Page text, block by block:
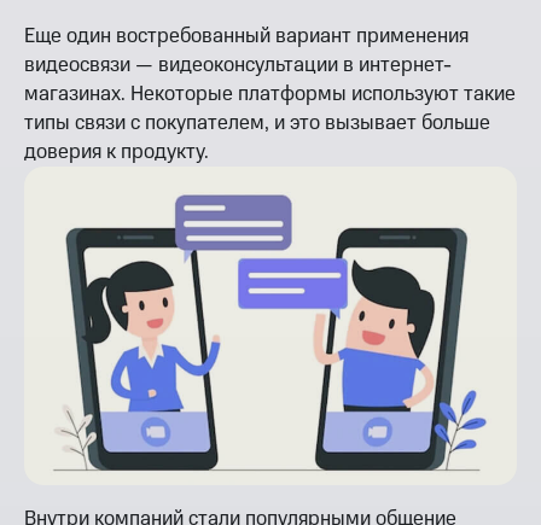
Еще один востребованный вариант применения
видеосвязи — видеоконсультации в интернет-
магазинах. Некоторые платформы используют такие
типы связи с покупателем, и это вызывает больше
доверия к продукту.
Внутри компаний стали популярными общение